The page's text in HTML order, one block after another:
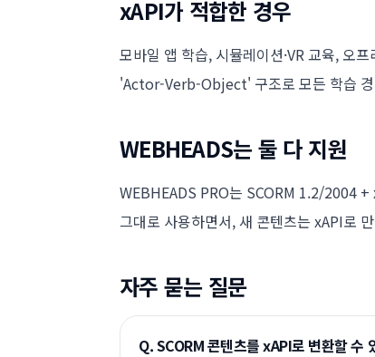
xAPI가 적합한 경우
모바일 앱 학습, 시뮬레이션·VR 교육, 오
'Actor-Verb-Object' 구조로 모든 학습
WEBHEADS는 둘 다 지원
WEBHEADS PRO는 SCORM 1.2/2004
그대로 사용하면서, 새 콘텐츠는 xAPI로
자주 묻는 질문
Q.SCORM 콘텐츠를 xAPI로 변환할 수